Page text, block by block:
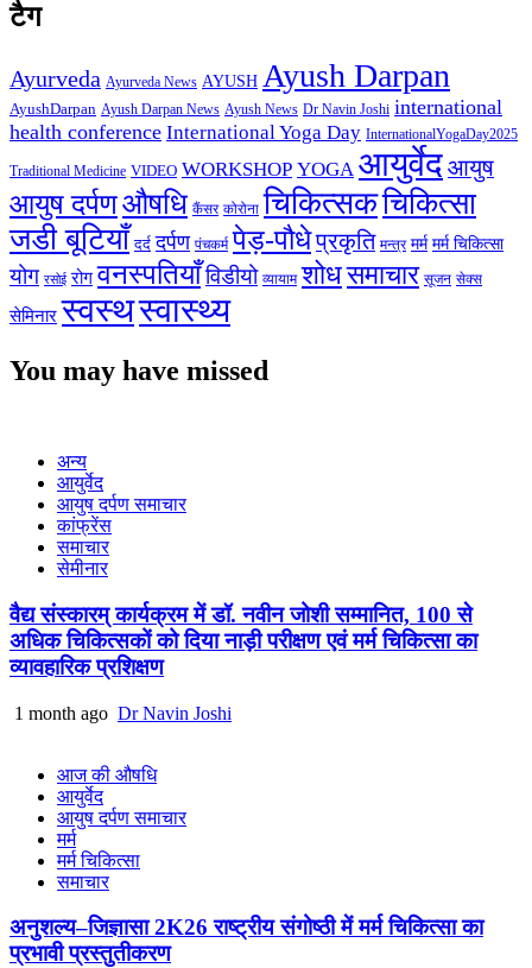
टैग
Ayurveda Ayurveda News AYUSH Ayush Darpan
AyushDarpan Ayush Darpan News Ayush News Dr Navin Joshi international
health conference International Yoga Day InternationalYogaDay2025
Traditional Medicine VIDEO WORKSHOP YOGA आयुर्वेदआयुष
आयुष दर्पणऔषधि कैंसर कोरोना चिकित्सकचिकित्सा
जडी बूटियाँ दर्द दर्पण पंचकर्म पेड़-पौधेप्रकृति मन्त्र मर्म मर्म चिकित्सा
योग रसोई रोग वनस्पतियाँविडीयो व्यायाम शोधसमाचार सूजन सेक्स
सेमिनार स्वस्थस्वास्थ्य
You may have missed
अन्य
आयुर्वेद
आयुष दर्पण समाचार
कांफ्रेंस
समाचार
सेमीनार
वैद्य संस्कारम् कार्यक्रम में डॉ. नवीन जोशी सम्मानित, 100 से
अधिक चिकित्सकों को दिया नाड़ी परीक्षण एवं मर्म चिकित्सा का
व्यावहारिक प्रशिक्षण
1 month ago Dr Navin Joshi
आज की औषधि
आयुर्वेद
आयुष दर्पण समाचार
मर्म
मर्म चिकित्सा
समाचार
अनुशल्य–जिज्ञासा 2K26 राष्ट्रीय संगोष्ठी में मर्म चिकित्सा का
प्रभावी प्रस्तुतीकरण